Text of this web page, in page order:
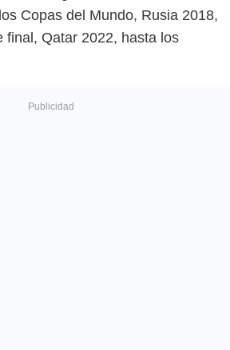
Copas del Mundo, Rusia 2018,
final, Qatar 2022, hasta los